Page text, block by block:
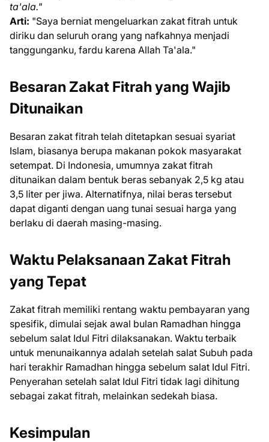
ta'ala."
Arti: "Saya berniat mengeluarkan zakat fitrah untuk
diriku dan seluruh orang yang nafkahnya menjadi
tanggunganku, fardu karena Allah Ta'ala."
Besaran Zakat Fitrah yang Wajib
Ditunaikan
Besaran zakat fitrah telah ditetapkan sesuai syariat
Islam, biasanya berupa makanan pokok masyarakat
setempat. Di Indonesia, umumnya zakat fitrah
ditunaikan dalam bentuk beras sebanyak 2,5 kg atau
3,5 liter per jiwa. Alternatifnya, nilai beras tersebut
dapat diganti dengan uang tunai sesuai harga yang
berlaku di daerah masing-masing.
Waktu Pelaksanaan Zakat Fitrah
yang Tepat
Zakat fitrah memiliki rentang waktu pembayaran yang
spesifik, dimulai sejak awal bulan Ramadhan hingga
sebelum salat Idul Fitri dilaksanakan. Waktu terbaik
untuk menunaikannya adalah setelah salat Subuh pada
hari terakhir Ramadhan hingga sebelum salat Idul Fitri.
Penyerahan setelah salat Idul Fitri tidak lagi dihitung
sebagai zakat fitrah, melainkan sedekah biasa.
Kesimpulan